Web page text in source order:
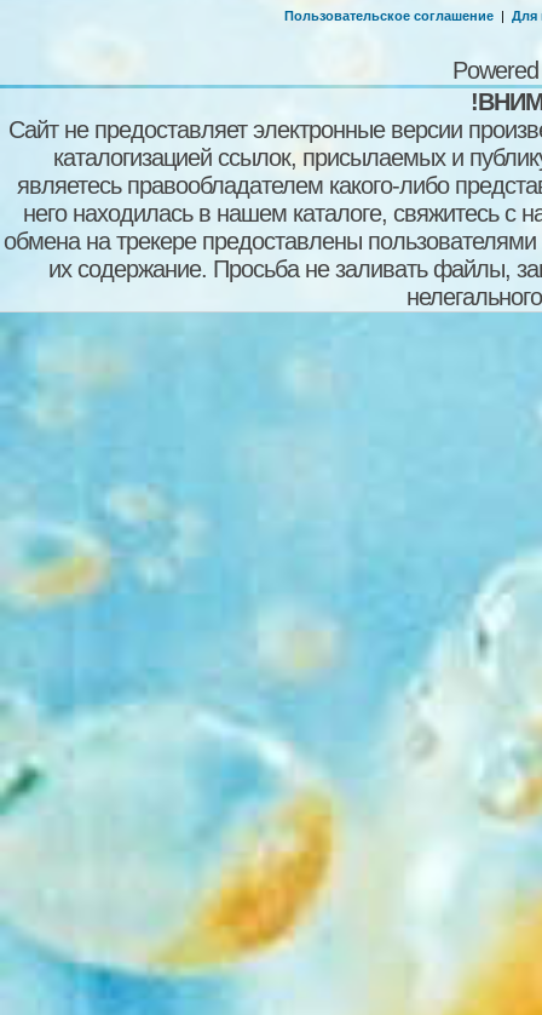
Пользовательское соглашение | Для
Сайт не предоставляет электронные версии
каталогизацией ссылок, присылаемых и
являетесь правообладателем какого-либо
него находилась в нашем каталоге, свяжитесь
обмена на трекере предоставлены пользователями
их содержание. Просьба не заливать файлы,